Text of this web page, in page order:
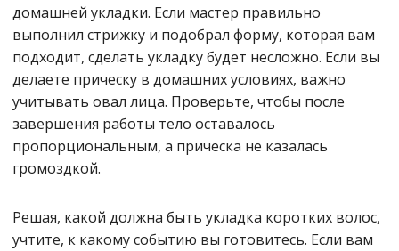
домашней укладки. Если мастер правильно
выполнил стрижку и подобрал форму, которая вам
подходит, сделать укладку будет несложно. Если вы
делаете прическу в домашних условиях, важно
учитывать овал лица. Проверьте, чтобы после
завершения работы тело оставалось
пропорциональным, а прическа не казалась
громоздкой.
Решая, какой должна быть укладка коротких волос,
учтите, к какому событию вы готовитесь. Если вам